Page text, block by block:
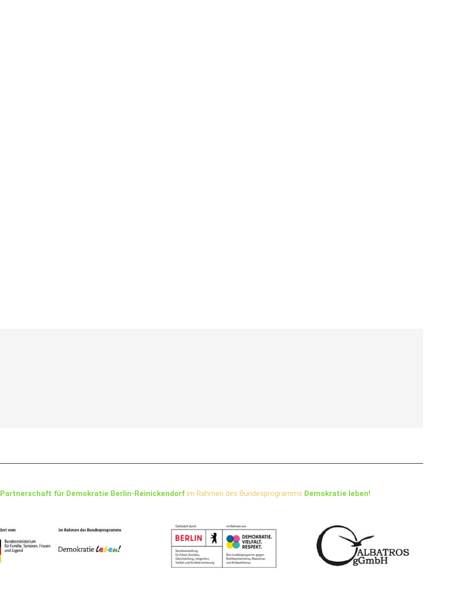
Partnerschaft für Demokratie Berlin-Reinickendorf im Rahmen des Bundesprogramms Demokratie leben!